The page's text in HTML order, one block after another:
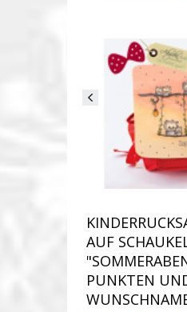
AUF
PUNKTEN